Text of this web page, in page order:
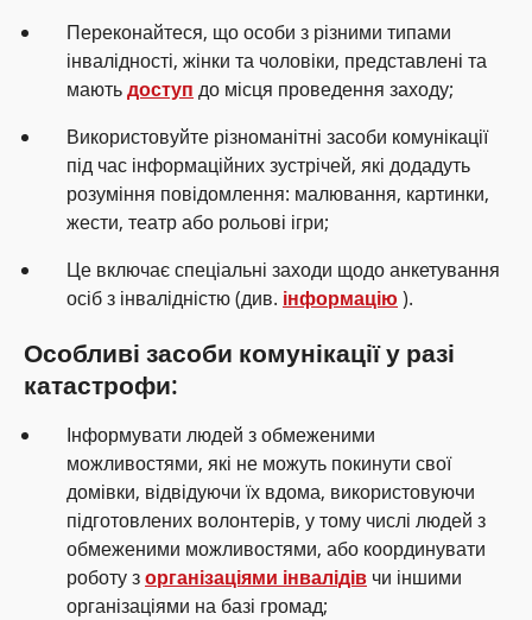
Переконайтеся, що особи з різними типами
інвалідності, жінки та чоловіки, представлені та
маютьдоступ до місця проведення заходу;
Використовуйте різноманітні засоби комунікації
під час інформаційних зустрічей, які додадуть
розуміння повідомлення: малювання, картинки,
жести, театр або рольові ігри;
Це включає спеціальні заходи щодо анкетування
осіб з інвалідністю (див. інформацію ).
Особливі засоби комунікації у разі
катастрофи:
Інформувати людей з обмеженими
можливостями, які не можуть покинути свої
домівки, відвідуючи їх вдома, використовуючи
підготовлених волонтерів, у тому числі людей з
обмеженими можливостями, або координувати
роботу зорганізаціями інвалідів чи іншими
організаціями на базі громад;